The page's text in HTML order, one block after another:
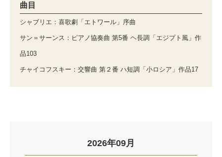
曲目
シャブリエ：喜歌劇「エトワール」序曲
サン＝サーンス：ピアノ協奏曲 第5番 ヘ長調「エジプト風」作
品103
チャイコフスキー：交響曲 第２番 ハ短調「小ロシア」作品17
2026年09月